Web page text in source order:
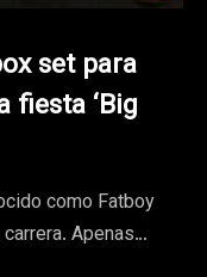
set para
fiesta ‘Big
como Fatboy
Apenas…